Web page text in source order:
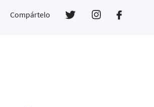
Compártelo